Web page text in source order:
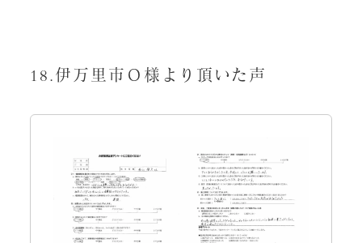
18.伊万里市Ｏ様より頂いた声